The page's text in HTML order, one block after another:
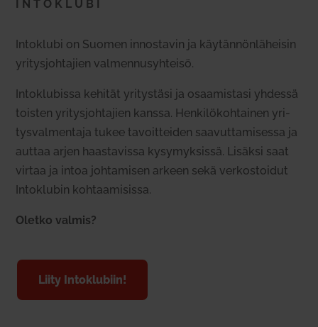
INTOKLUBI
Intoklubi on Suomen innos­tavin ja käy­tän­nön­lä­heisin
yri­tys­joh­tajien val­men­nusyh­teisö.
Intoklu­bissa kehität yri­tystäsi ja osaa­mistasi yhdessä
toisten yri­tys­joh­tajien kanssa. Hen­ki­lö­koh­tainen yri­
tys­val­mentaja tukee tavoit­teiden saa­vut­ta­mi­sessa ja
auttaa arjen haas­ta­vissa kysy­myk­sissä. Lisäksi saat
virtaa ja intoa joh­ta­misen arkeen sekä ver­kos­toidut
Intoklubin koh­taa­mi­sissa.
Oletko valmis?
Liity Intoklubiin!